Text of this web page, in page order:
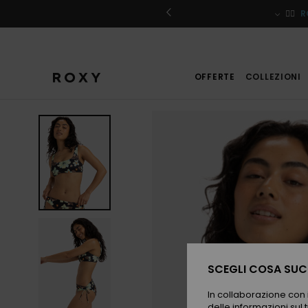
prodotto
🏄‍♀️
OFFERTE COLLEZIONI
SCEGLI COSA
In collaborazione